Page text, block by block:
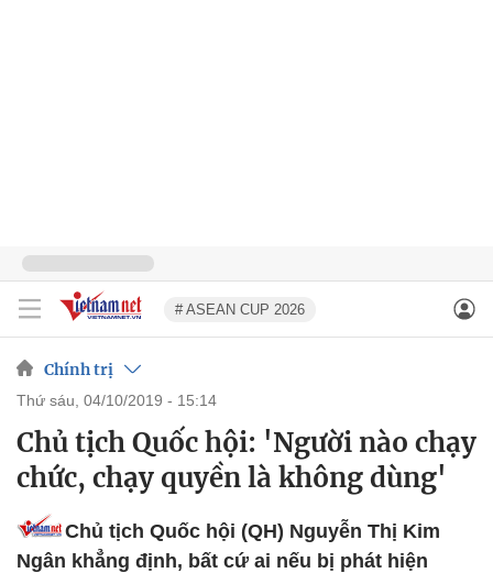
# ASEAN CUP 2026
Chính trị
thứ sáu, 04/10/2019 - 15:14
Chủ tịch Quốc hội: 'Người nào chạy
chức, chạy quyền là không dùng'
Chủ tịch Quốc hội (QH) Nguyễn Thị Kim
Ngân khẳng định, bất cứ ai nếu bị phát hiện